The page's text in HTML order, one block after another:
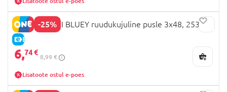
-25%
E-HIND
CLEMENTONI BLUEY ruudukujuline pusle 3x48, 25308
6,74 €
8,99 €
Lisatoote ostul e-poes